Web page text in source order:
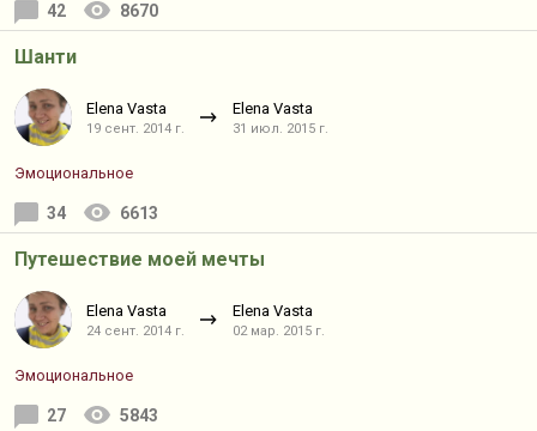
42 8670
Шанти
Elena Vasta
19 сент. 2014 г.
Elena Vasta
31 июл. 2015 г.
Эмоциональное
34 6613
Путешествие моей мечты
Elena Vasta
24 сент. 2014 г.
Elena Vasta
02 мар. 2015 г.
Эмоциональное
27 5843